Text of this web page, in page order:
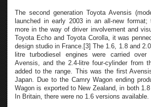
The second generation Toyota Avensis
launched in early 2003 in an all-new
more in the way of driver involvement and
Toyota Echo and Toyota Corolla, it was
design studio in France.[3] The 1.6, 1.8 and
litre turbodiesel engines were carried
Avensis, and the 2.4-litre four-cylinder from
added to the range. This was the first
Japan. Due to the Camry Wagon ending
Wagon is exported to New Zealand, in both 1.8
In Britain, there were no 1.6 versions available.